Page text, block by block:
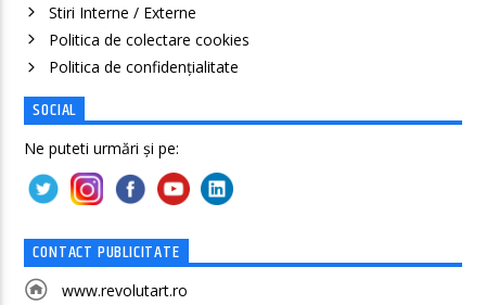
Stiri Interne / Externe
Politica de colectare cookies
Politica de confidenţialitate
SOCIAL
Ne puteti urmări și pe:
CONTACT PUBLICITATE
www.revolutart.ro